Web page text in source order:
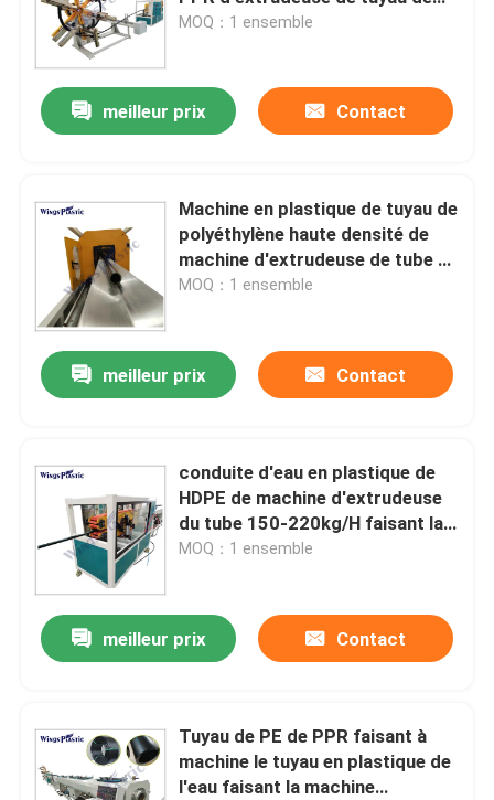
HDPE
MOQ：1 ensemble
meilleur prix Contact
Machine en plastique de tuyau de
polyéthylène haute densité de
machine d'extrudeuse de tube de
HDPE
MOQ：1 ensemble
meilleur prix Contact
conduite d'eau en plastique de
HDPE de machine d'extrudeuse
du tube 150-220kg/H faisant la
machine
MOQ：1 ensemble
meilleur prix Contact
Tuyau de PE de PPR faisant à
machine le tuyau en plastique de
l'eau faisant la machine